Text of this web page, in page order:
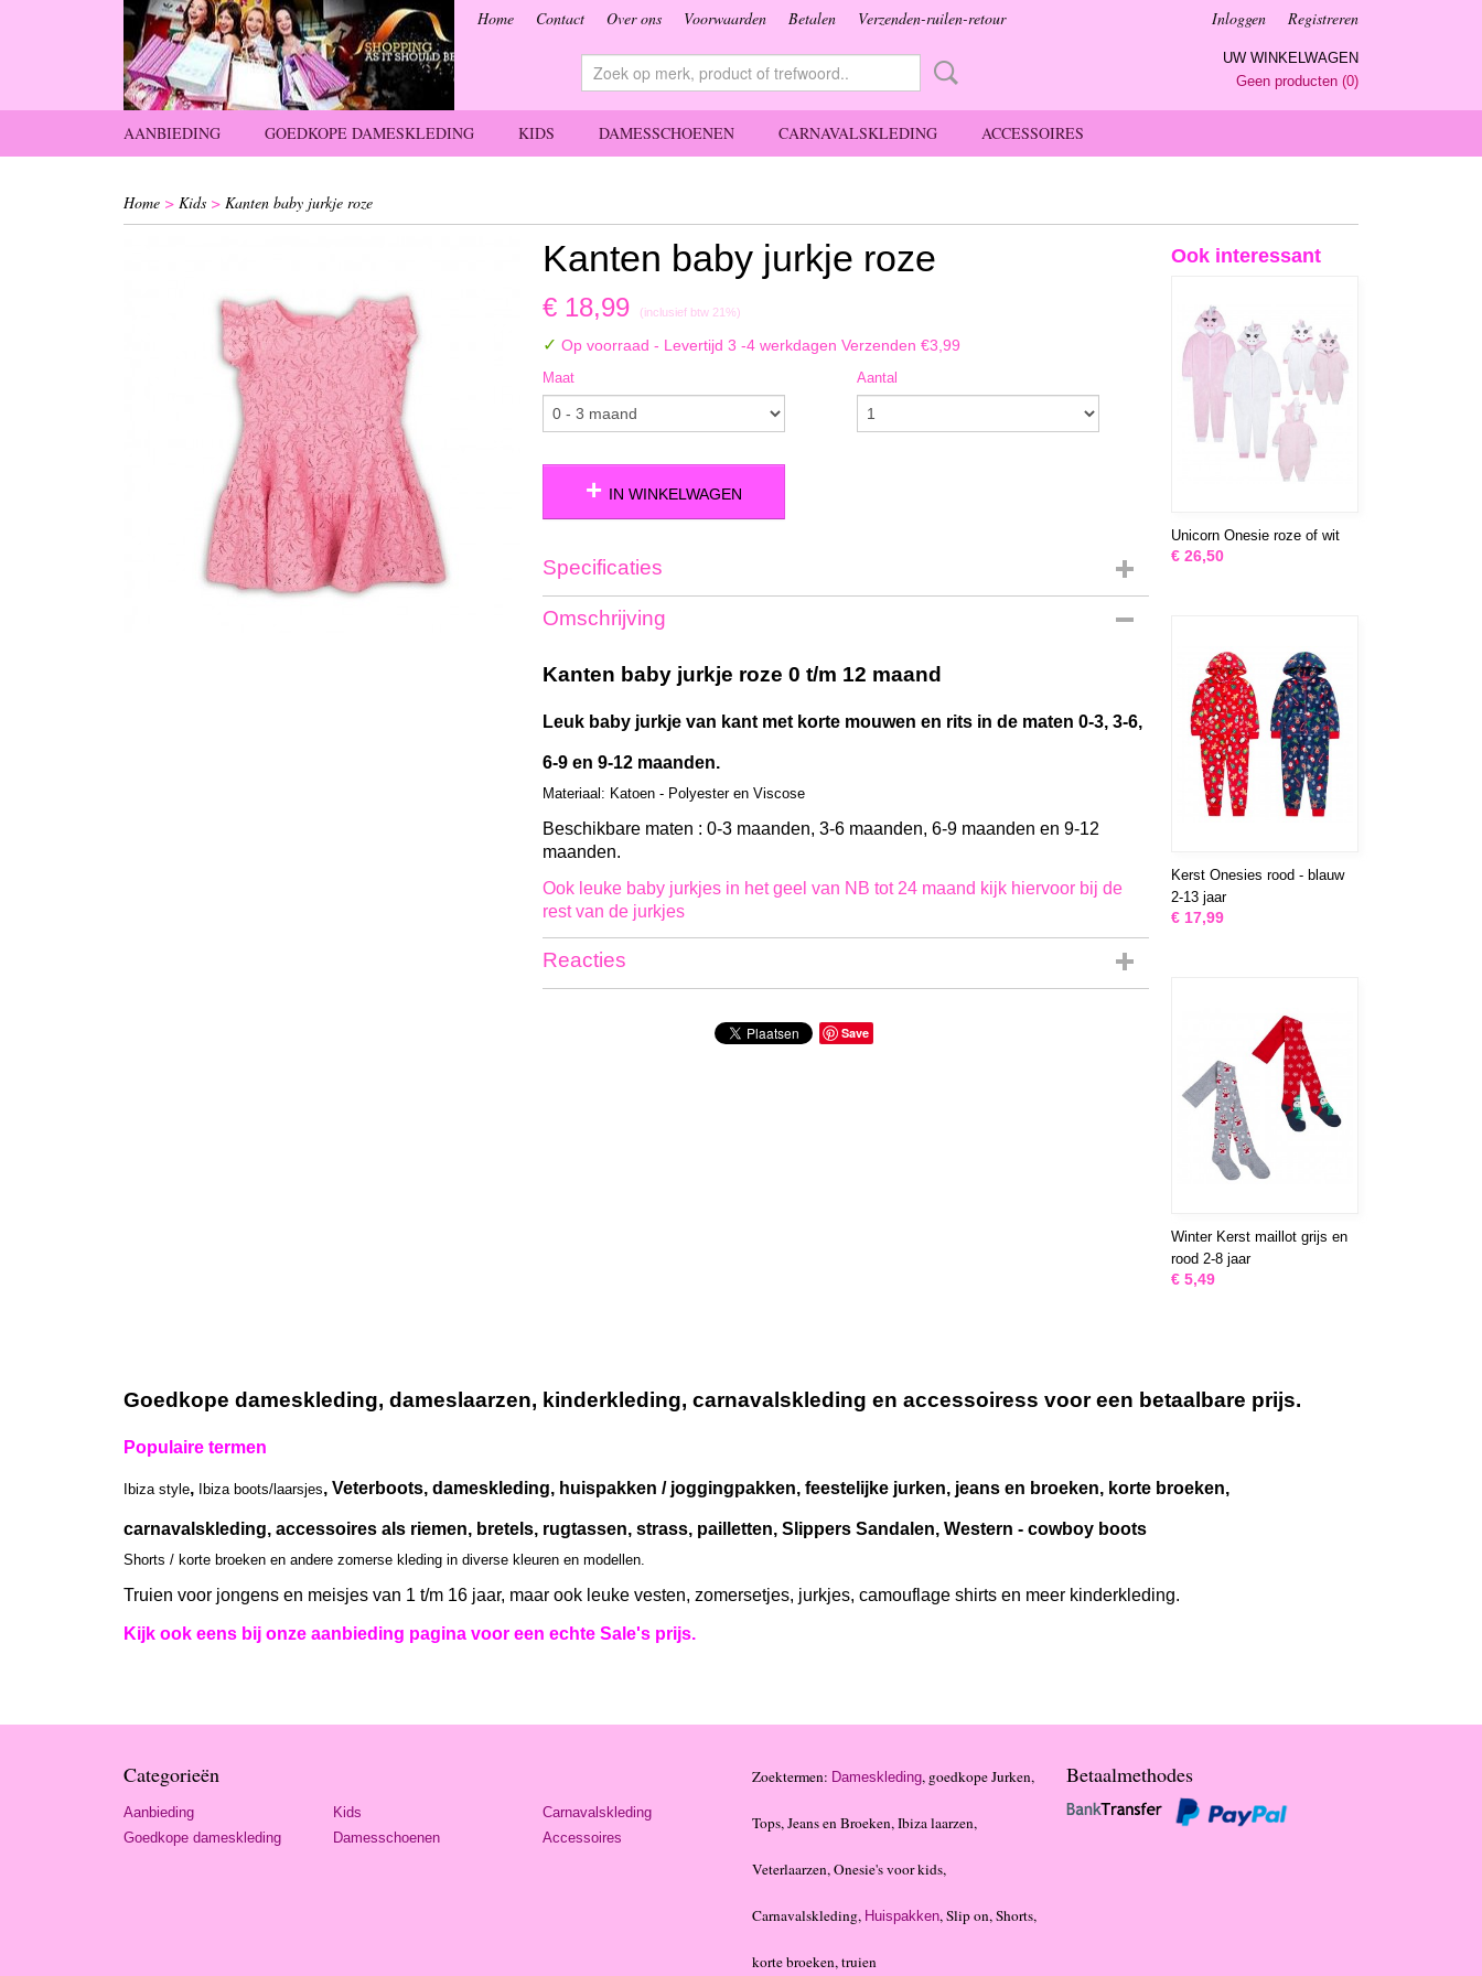
Home Contact Over ons Voorwaarden Betalen Verzenden-ruilen-retour Inloggen Registreren
UW WINKELWAGEN
Geen producten (0)
AANBIEDING GOEDKOPE DAMESKLEDING KIDS DAMESSCHOENEN CARNAVALSKLEDING ACCESSOIRES
Home > Kids > Kanten baby jurkje roze
Kanten baby jurkje roze
€ 18,99 (inclusief btw 21%)
✓ Op voorraad - Levertijd 3 -4 werkdagen Verzenden €3,99
Maat Aantal
IN WINKELWAGEN
Specificaties
Productcode
Bruto gewicht
Omschrijving
Kanten baby jurkje roze 0 t/m 12 maand
Leuk baby jurkje van kant met korte mouwen en rits in de maten 0-3, 3-6,
6-9 en 9-12 maanden.
Materiaal: Katoen - Polyester en Viscose
Beschikbare maten : 0-3 maanden, 3-6 maanden, 6-9 maanden en 9-12
maanden.
Ook leuke baby jurkjes in het geel van NB tot 24 maand kijk hiervoor bij de
rest van de jurkjes
Reacties
Save
Ook interessant
Unicorn Onesie roze of wit
€ 26,50
Kerst Onesies rood - blauw
2-13 jaar
€ 17,99
Winter Kerst maillot grijs en
rood 2-8 jaar
€ 5,49
Goedkope dameskleding, dameslaarzen, kinderkleding, carnavalskleding en accessoiress voor een betaalbare prijs.
Populaire termen
Ibiza style, Ibiza boots/laarsjes, Veterboots, dameskleding, huispakken / joggingpakken, feestelijke jurken, jeans en broeken, korte broeken,
carnavalskleding, accessoires als riemen, bretels, rugtassen, strass, pailletten, Slippers Sandalen, Western - cowboy boots
Shorts / korte broeken en andere zomerse kleding in diverse kleuren en modellen.
Truien voor jongens en meisjes van 1 t/m 16 jaar, maar ook leuke vesten, zomersetjes, jurkjes, camouflage shirts en meer kinderkleding.
Kijk ook eens bij onze aanbieding pagina voor een echte Sale's prijs.
Categorieën
Aanbieding
Goedkope dameskleding
Kids
Damesschoenen
Carnavalskleding
Accessoires
Zoektermen: Dameskleding, goedkope Jurken,
Tops, Jeans en Broeken, Ibiza laarzen,
Veterlaarzen, Onesie's voor kids,
Carnavalskleding, Huispakken, Slip on, Shorts,
korte broeken, truien
Betaalmethodes